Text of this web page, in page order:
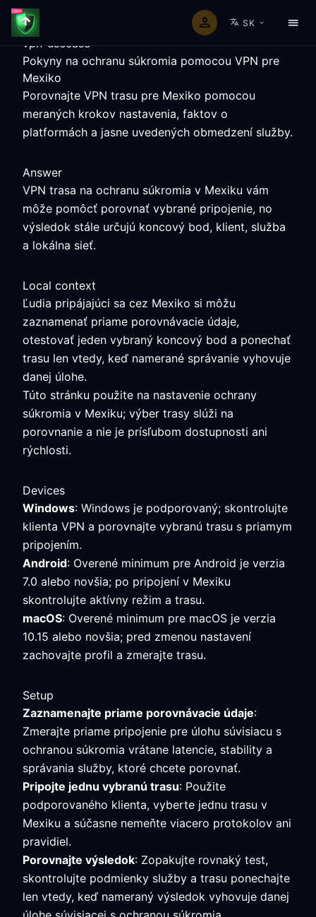
SK
vpn-usecase
Pokyny na ochranu súkromia pomocou VPN pre
Mexiko
Porovnajte VPN trasu pre Mexiko pomocou
meraných krokov nastavenia, faktov o
platformách a jasne uvedených obmedzení služby.
Answer
VPN trasa na ochranu súkromia v Mexiku vám
môže pomôcť porovnať vybrané pripojenie, no
výsledok stále určujú koncový bod, klient, služba
a lokálna sieť.
Local context
Ľudia pripájajúci sa cez Mexiko si môžu
zaznamenať priame porovnávacie údaje,
otestovať jeden vybraný koncový bod a ponechať
trasu len vtedy, keď namerané správanie vyhovuje
danej úlohe.
Túto stránku použite na nastavenie ochrany
súkromia v Mexiku; výber trasy slúži na
porovnanie a nie je prísľubom dostupnosti ani
rýchlosti.
Devices
Windows: Windows je podporovaný; skontrolujte
klienta VPN a porovnajte vybranú trasu s priamym
pripojením.
Android: Overené minimum pre Android je verzia
7.0 alebo novšia; po pripojení v Mexiku
skontrolujte aktívny režim a trasu.
macOS: Overené minimum pre macOS je verzia
10.15 alebo novšia; pred zmenou nastavení
zachovajte profil a zmerajte trasu.
Setup
Zaznamenajte priame porovnávacie údaje:
Zmerajte priame pripojenie pre úlohu súvisiacu s
ochranou súkromia vrátane latencie, stability a
správania služby, ktoré chcete porovnať.
Pripojte jednu vybranú trasu: Použite
podporovaného klienta, vyberte jednu trasu v
Mexiku a súčasne nemeňte viacero protokolov ani
pravidiel.
Porovnajte výsledok: Zopakujte rovnaký test,
skontrolujte podmienky služby a trasu ponechajte
len vtedy, keď nameraný výsledok vyhovuje danej